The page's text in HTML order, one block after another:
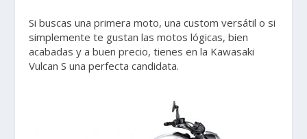
Si buscas una primera moto, una custom versátil o si
simplemente te gustan las motos lógicas, bien
acabadas y a buen precio, tienes en la Kawasaki
Vulcan S una perfecta candidata.